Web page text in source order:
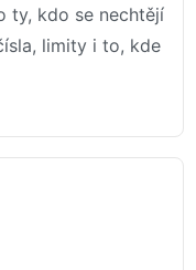
ty, kdo se nechtějí
limity i to, kde